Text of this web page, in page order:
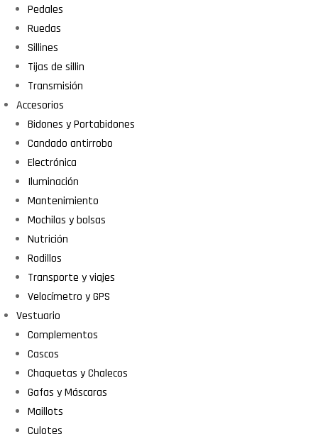
Pedales
Ruedas
Sillines
Tijas de sillin
Transmisión
Accesorios
Bidones y Portabidones
Candado antirrobo
Electrónica
Iluminación
Mantenimiento
Mochilas y bolsas
Nutrición
Rodillos
Transporte y viajes
Velocímetro y GPS
Vestuario
Complementos
Cascos
Chaquetas y Chalecos
Gafas y Máscaras
Maillots
Culotes